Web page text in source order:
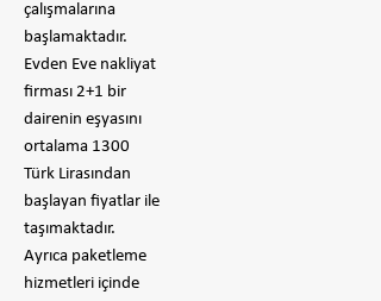
çalışmalarına
başlamaktadır.
Evden Eve nakliyat
firması 2+1 bir
dairenin eşyasını
ortalama 1300
Türk Lirasından
başlayan fiyatlar ile
taşımaktadır.
Ayrıca paketleme
hizmetleri içinde